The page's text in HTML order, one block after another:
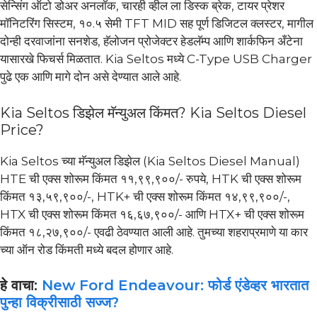
सेन्सिंग ऑटो डोअर अनलॉक, चारही व्हील ला डिस्क ब्रेक, टायर प्रेशर
मॉनिटरिंग सिस्टम, १०.५ सेमी TFT MID सह पूर्ण डिजिटल क्लस्टर, मागील
दोन्ही दरवाजांना सनशेड, हॅलोजन प्रोजेक्टर हेडलॅम्प आणि शार्कफिन अँटेना
यासारखे फिचर्स मिळतात. Kia Seltos मध्ये C-Type USB Charger
पुढे एक आणि मागे दोन असे देण्यात आले आहे.
Kia Seltos डिझेल मॅन्युअल किंमत? Kia Seltos Diesel
Price?
Kia Seltos च्या मॅन्युअल डिझेल (Kia Seltos Diesel Manual)
HTE ची एक्स शोरूम किंमत ११,९९,९००/- रुपये, HTK ची एक्स शोरूम
किंमत १३,५९,९००/-, HTK+ ची एक्स शोरूम किंमत १४,९९,९००/-,
HTX ची एक्स शोरूम किंमत १६,६७,९००/- आणि HTX+ ची एक्स शोरूम
किंमत १८,२७,९००/- एवढी ठेवण्यात आली आहे. तुमच्या शहराप्रमाणे या कार
च्या ऑन रोड किंमती मध्ये बदल होणार आहे.
हे वाचा: New Ford Endeavour: फोर्ड एंडेव्हर भारतात
पुन्हा विक्रीसाठी सज्ज?